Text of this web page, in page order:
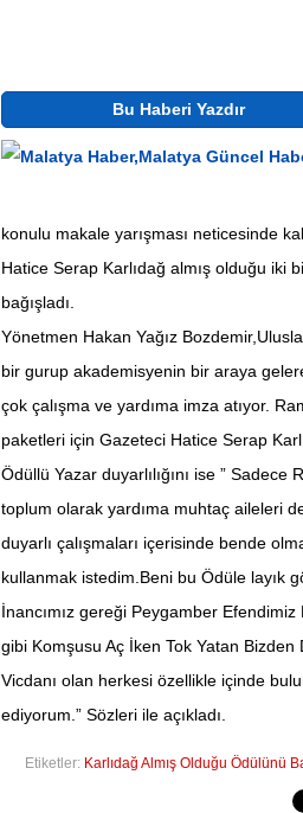
Bu Haberi Yazdır
konulu makale yarışması neticesinde
Hatice Serap Karlıdağ almış olduğu iki
bağışladı.
Yönetmen Hakan Yağız
bir gurup akademisyenin bir araya
çok çalışma ve yardıma imza atıyor.
paketleri için Gazeteci Hatice Serap
Ödüllü Yazar duyarlılığını ise ”
toplum olarak yardıma muhtaç aileleri
duyarlı çalışmaları içerisinde bende
kullanmak istedim.Beni bu Ödüle layık
İnancımız gereği Peygamber
gibi Komşusu Aç İken Tok Yatan Bizden
Vicdanı olan herkesi özellikle içinde
ediyorum.” Sözleri ile açıkladı.
Etiketler: Karlıdağ Almış Olduğu Ödülünü